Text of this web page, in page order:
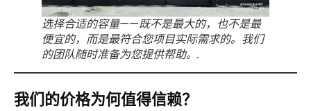
选择合适的容量——既不是最大的，也不是最
便宜的，而是最符合您项目实际需求的。我们
的团队随时准备为您提供帮助。.
我们的价格为何值得信赖？